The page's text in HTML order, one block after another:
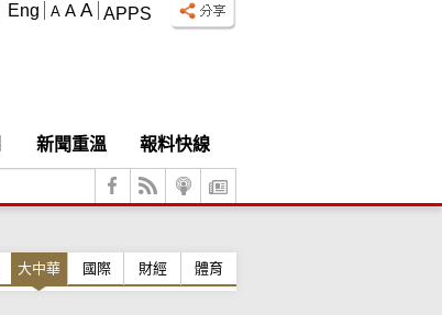
APPS
A A A
Eng
新聞重溫
報料快線
大中華 國際 財經 體育